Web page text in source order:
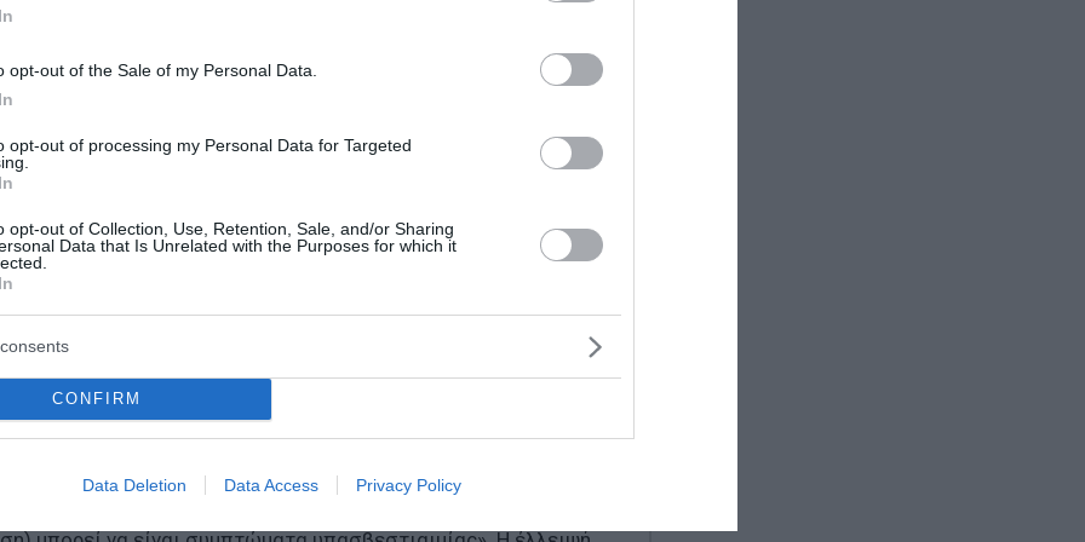
opt-out of the Sale of my Personal Data.
opt-out of processing my Personal Data for Targeted
opt-out of Collection, Use, Retention, Sale, and/or Sharing
Data that Is Unrelated with the Purposes for which it
CONFIRM
Data Deletion Data Access Privacy Policy
τα επίπεδά του στο αίμα είναι χαμηλά, μπορεί να
χέρια, τα πόδια ή γύρω από το στόμα. Το μούδιασμα αυτό
η Ward.
ηλεκτρολυτών, εμφανίζεται αυτή η αίσθηση (γνωστή
προειδοποίηση του οργανισμού.
λειτουργία και τον τρόπο με τον οποίο η καρδιά
του φυσιολογικού καρδιακού ρυθμού. Ο πιο αργός σφυγμός